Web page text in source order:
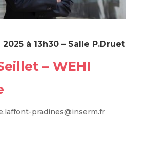
à 13h30 – Salle P.Druet
– WEHI
pradines@inserm.fr